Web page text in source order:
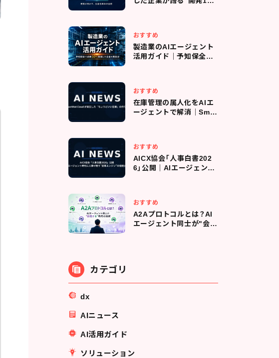
おすすめ
製造業のAIエージェント
活用ガイド｜予知保全で
おすすめ
在庫管理の属人化をAIエ
ージェントで解消｜Smar
おすすめ
AICX協会「人事白書202
6」公開｜AIエージェント
おすすめ
A2Aプロトコルとは？AI
エージェント同士が"会話
カテゴリ
dx
AIニュース
AI活用ガイド
ソリューション